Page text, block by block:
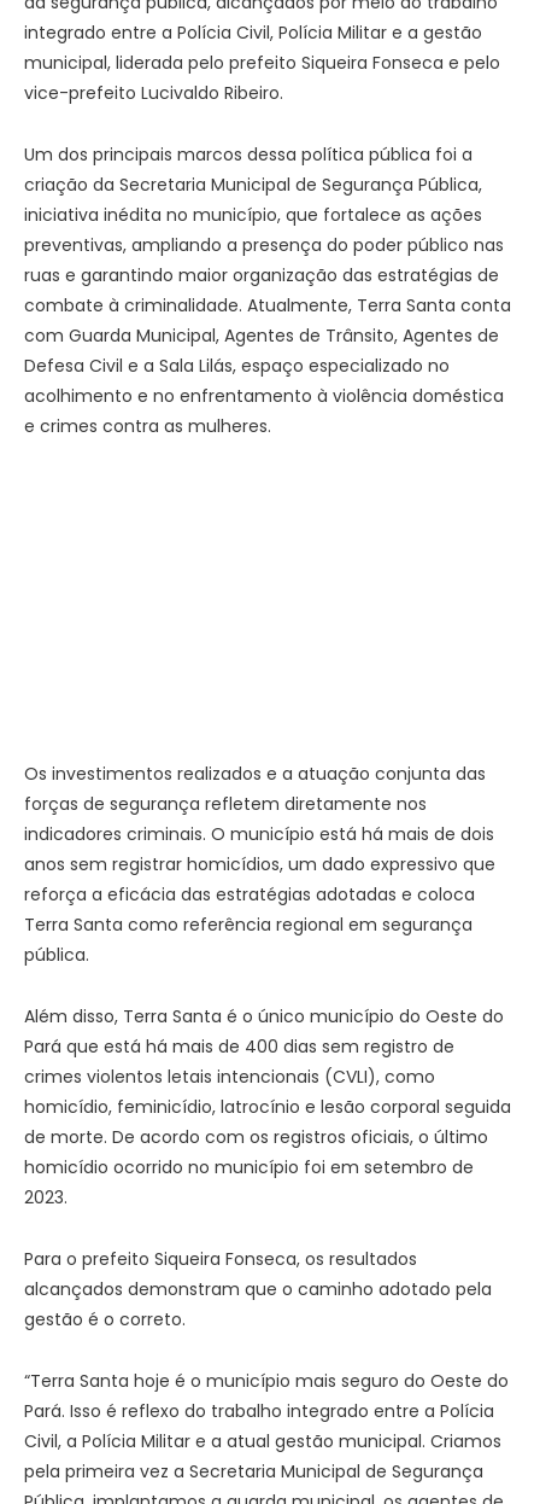
integrado entre a Polícia Civil, Polícia Militar e a gestão
municipal, liderada pelo prefeito Siqueira Fonseca e pelo
vice-prefeito Lucivaldo Ribeiro.
Um dos principais marcos dessa política pública foi a
criação da Secretaria Municipal de Segurança Pública,
iniciativa inédita no município, que fortalece as ações
preventivas, ampliando a presença do poder público nas
ruas e garantindo maior organização das estratégias de
combate à criminalidade. Atualmente, Terra Santa conta
com Guarda Municipal, Agentes de Trânsito, Agentes de
Defesa Civil e a Sala Lilás, espaço especializado no
acolhimento e no enfrentamento à violência doméstica
e crimes contra as mulheres.
Os investimentos realizados e a atuação conjunta das
forças de segurança refletem diretamente nos
indicadores criminais. O município está há mais de dois
anos sem registrar homicídios, um dado expressivo que
reforça a eficácia das estratégias adotadas e coloca
Terra Santa como referência regional em segurança
pública.
Além disso, Terra Santa é o único município do Oeste do
Pará que está há mais de 400 dias sem registro de
crimes violentos letais intencionais (CVLI), como
homicídio, feminicídio, latrocínio e lesão corporal seguida
de morte. De acordo com os registros oficiais, o último
homicídio ocorrido no município foi em setembro de
2023.
Para o prefeito Siqueira Fonseca, os resultados
alcançados demonstram que o caminho adotado pela
gestão é o correto.
“Terra Santa hoje é o município mais seguro do Oeste do
Pará. Isso é reflexo do trabalho integrado entre a Polícia
Civil, a Polícia Militar e a atual gestão municipal. Criamos
pela primeira vez a Secretaria Municipal de Segurança